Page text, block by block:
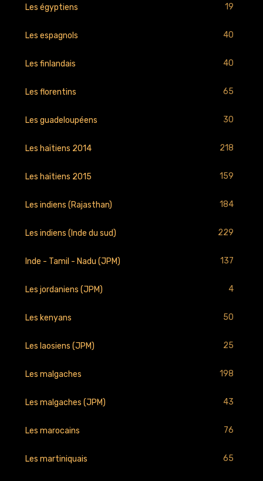
Les égyptiens 19
Les espagnols 40
Les finlandais 40
Les florentins 65
Les guadeloupéens 30
Les haïtiens 2014 218
Les haïtiens 2015 159
Les indiens (Rajasthan) 184
Les indiens (Inde du sud) 229
Inde - Tamil - Nadu (JPM) 137
Les jordaniens (JPM) 4
Les kenyans 50
Les laosiens (JPM) 25
Les malgaches 198
Les malgaches (JPM) 43
Les marocains 76
Les martiniquais 65